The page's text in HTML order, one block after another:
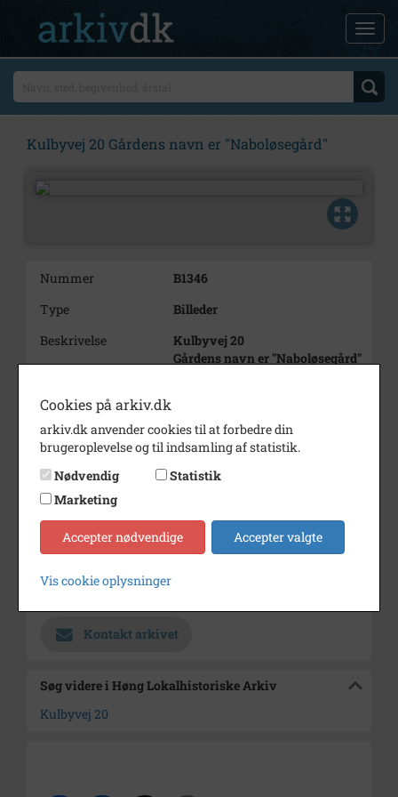
Kulbyvej 20 Gårdens navn er "Naboløsegård"
Nummer
B1346
Type
Billeder
Beskrivelse
Kulbyvej 20
Gårdens navn er "Naboløsegård"
Dateringsnote
1986
Fotograf
Ukendt
Se på kort
Enhed
Finderup Sogn (Kalundborg
Kontakt arkivet
Søg videre i Høng Lokalhistoriske Arkiv
Kulbyvej 20
Cookies på arkiv.dk
arkiv.dk anvender cookies til at forbedre din
brugeroplevelse og til indsamling af statistik.
Nødvendig
Statistik
Marketing
Accepter nødvendige Accepter valgte
Vis cookie oplysninger